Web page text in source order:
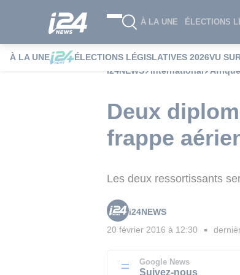
À LA UNE ÉLECTIONS
À LA UNE ÉLECTIONS LÉGISLATIVES 2026VU
i24NEWS
International Afrique
Deux
frappe
Les deux ressortissants
i24NEWS
20 février 2016 à 12:30 ■
Google News
Suivez-nous